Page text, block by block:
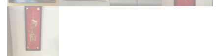
CHAMBRES COMPLÈTES